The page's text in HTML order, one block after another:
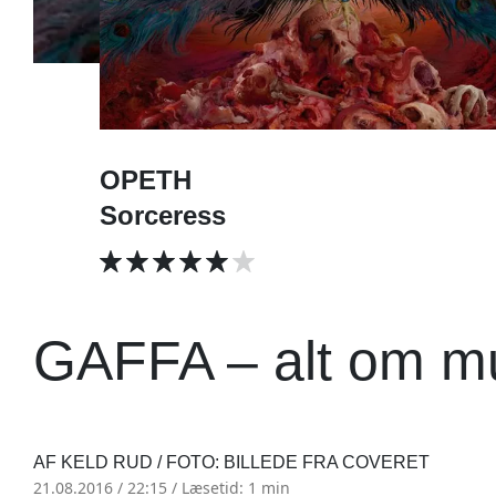
OPETH
Sorceress
GAFFA – alt om
AF KELD RUD / FOTO: BILLEDE FRA COVERET
21.08.2016 / 22:15 / Læsetid: 1 min